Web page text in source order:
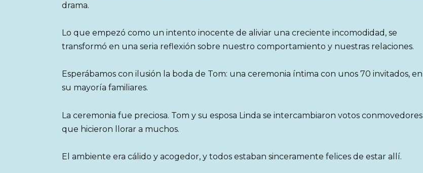
drama.
Lo que empezó como un intento inocente de aliviar una creciente incomodidad, se
transformó en una seria reflexión sobre nuestro comportamiento y nuestras relaciones.
Esperábamos con ilusión la boda de Tom: una ceremonia íntima con unos 70 invitados, en
su mayoría familiares.
La ceremonia fue preciosa. Tom y su esposa Linda se intercambiaron votos conmovedores
que hicieron llorar a muchos.
El ambiente era cálido y acogedor, y todos estaban sinceramente felices de estar allí.